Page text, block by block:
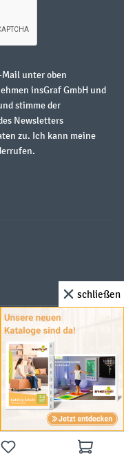
unter oben
insGraf GmbH und
stimme der
Newsletters
zu. Ich kann meine
Versandkostenund ggf.
angegeben.
and the SPIKE logo are
©2026 The LEGO Group
schließen